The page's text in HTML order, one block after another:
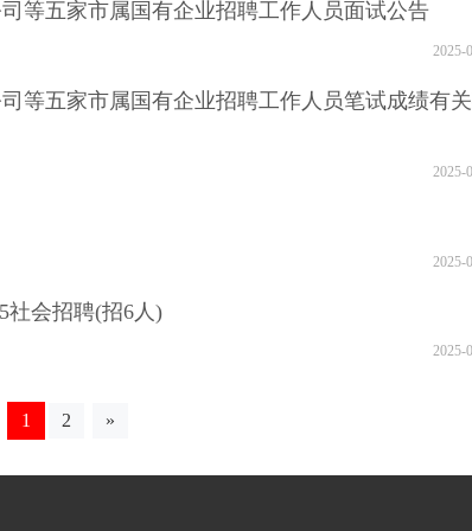
等五家市属国有企业招聘工作人员面试公告
2025-
等五家市属国有企业招聘工作人员笔试成绩有
2025-
2025-
社会招聘(招6人)
2025-
1 2 »